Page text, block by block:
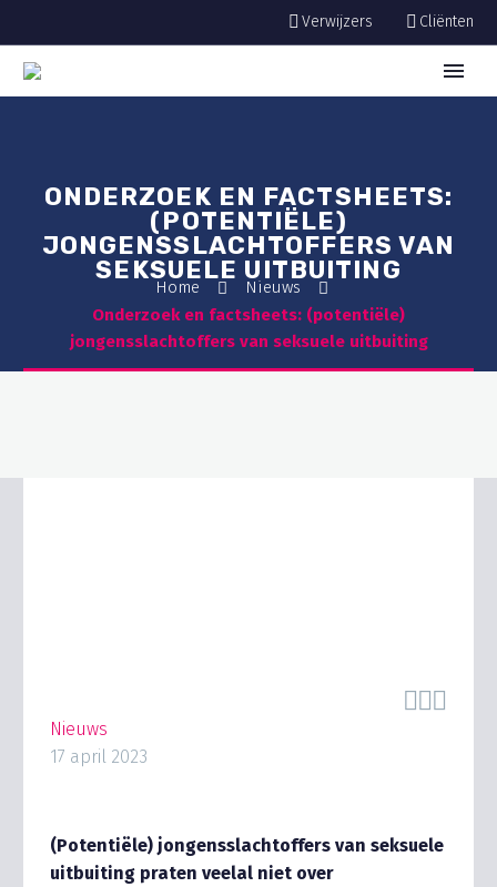
Verwijzers Cliënten
ONDERZOEK EN FACTSHEETS:
(POTENTIËLE)
JONGENSSLACHTOFFERS VAN
SEKSUELE UITBUITING
Home
Nieuws
Onderzoek en factsheets: (potentiële)
jongensslachtoffers van seksuele uitbuiting

Nieuws
17 april 2023
(Potentiële) jongensslachtoffers van seksuele
uitbuiting praten veelal niet over